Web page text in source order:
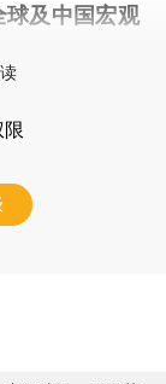
球及中国宏观
限